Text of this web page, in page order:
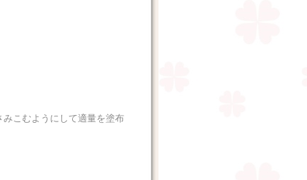
こむようにして適量を塗布